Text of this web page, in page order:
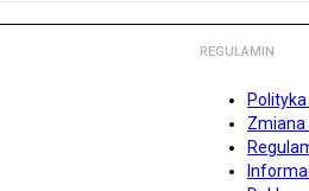
REGULAMIN
Zmiana